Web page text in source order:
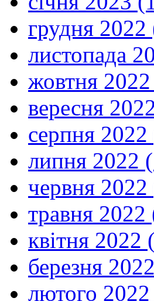
грудня 2022
листопада
жовтня
вересня
серпня
липня 2022
червня
травня 2022
квітня 2022
березня
лютого